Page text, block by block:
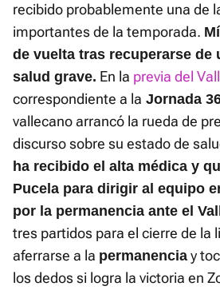
recibido probablemente una de
importantes de la temporada.
de vuelta tras recuperarse de
salud grave. En la previa del
correspondiente a la Jornada
vallecano arrancó la rueda de
discurso sobre su estado de
ha recibido el alta médica y
Pucela para dirigir al equipo
por la permanencia ante el
tres partidos para el cierre de la
aferrarse a la permanencia y
los dedos si logra la victoria en